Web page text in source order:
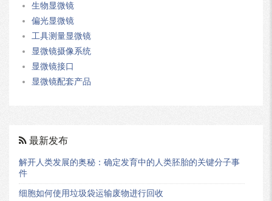
生物显微镜
偏光显微镜
工具测量显微镜
显微镜摄像系统
显微镜接口
显微镜配套产品
最新发布
解开人类发展的奥秘：确定发育中的人类胚胎的关键分子事
件
细胞如何使用垃圾袋运输废物进行回收